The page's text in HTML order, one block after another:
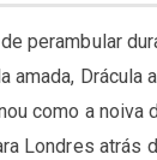
perambular
amada, Drácula
como a noiva
Londres atrás